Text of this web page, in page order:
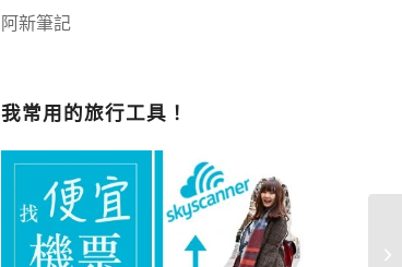
阿新筆記嘉義+1 | 嘉義加一
我常用的旅行工具！